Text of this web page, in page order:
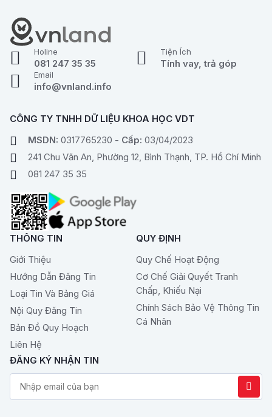
Holine
081 247 35 35
Tiện Ích
Tính vay, trả góp
Email
info@vnland.info
CÔNG TY TNHH DỮ LIỆU KHOA HỌC VDT
MSDN: 0317765230 - Cấp: 03/04/2023
241 Chu Văn An, Phường 12, Bình Thạnh, TP. Hồ Chí Minh
081 247 35 35
THÔNG TIN
Giới Thiệu
Hướng Dẫn Đăng Tin
Loại Tin Và Bảng Giá
Nội Quy Đăng Tin
Bản Đồ Quy Hoạch
Liên Hệ
QUY ĐỊNH
Quy Chế Hoạt Động
Cơ Chế Giải Quyết Tranh
Chấp, Khiếu Nại
Chính Sách Bảo Vệ Thông Tin
Cá Nhân
ĐĂNG KÝ NHẬN TIN